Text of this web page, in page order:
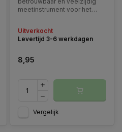
meetinstrument voor het
Ontworpen voor zowel AC-
als DC-toepassingen, kan
stroom, weerstand,
continuïteit en diode testen.
Uitverkocht
Levertijd 3-6 werkdagen
8,95
Vergelijk